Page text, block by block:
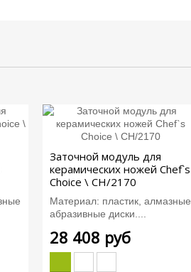
Заточной модуль для
керамических ножей Chef`s
Choice \ CH/2170
Материал: пластик, алмазные
абразивные диски....
28 408 руб